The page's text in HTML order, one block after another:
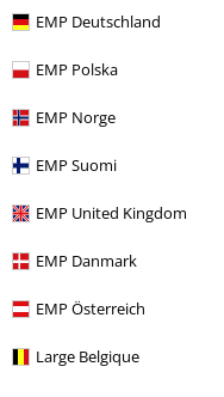
EMP Deutschland
EMP Polska
EMP Norge
EMP Suomi
EMP United Kingdom
EMP Danmark
EMP Österreich
Large Belgique
Overige acties
Prijsvragen
Large Cadeaubonnen
Large Studentenkorting
EMP Backstage Club